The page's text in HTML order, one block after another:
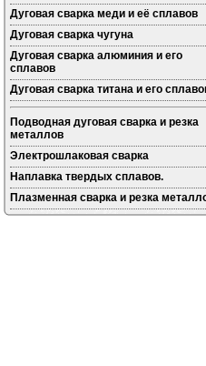
Дуговая сварка меди и её сплавов
Дуговая сварка чугуна
Дуговая сварка алюминия и его
сплавов
Дуговая сварка титана и его
Подводная дуговая сварка и резка
металлов
Электрошлаковая сварка
Наплавка твердых сплавов.
Плазменная сварка и резка